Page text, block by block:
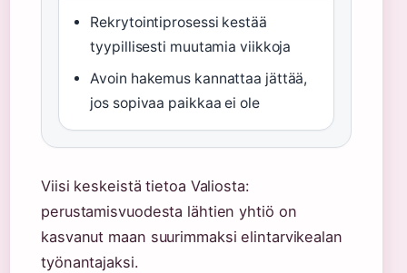
Rekrytointiprosessi kestää
tyypillisesti muutamia viikkoja
Avoin hakemus kannattaa jättää,
jos sopivaa paikkaa ei ole
Viisi keskeistä tietoa Valiosta:
perustamisvuodesta lähtien yhtiö on
kasvanut maan suurimmaksi elintarvikealan
työnantajaksi.